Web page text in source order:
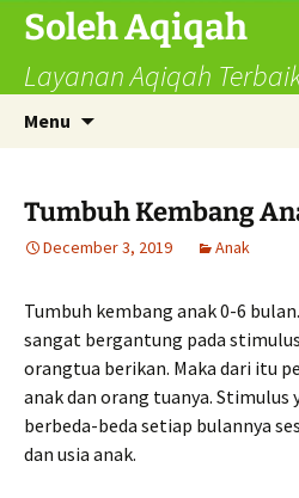
Skip
content
Soleh Aqiqah
Layanan Aqiqah
Menu
Tumbuh Kembang
December 3, 2019 Anak
Tumbuh kembang anak 0-6
sangat bergantung pada
orangtua berikan. Maka dari itu
anak dan orang tuanya. Stimulus
berbeda-beda setiap bulannya
dan usia anak.